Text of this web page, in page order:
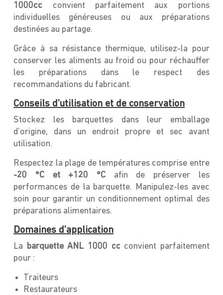
1000cc convient parfaitement aux portions
individuelles généreuses ou aux préparations
destinées au partage.
Grâce à sa résistance thermique, utilisez-la pour
conserver les aliments au froid ou pour réchauffer
les préparations dans le respect des
recommandations du fabricant.
Conseils d’utilisation et de conservation
Stockez les barquettes dans leur emballage
d’origine, dans un endroit propre et sec avant
utilisation.
Respectez la plage de températures comprise entre
-20 °C et +120 °C afin de préserver les
performances de la barquette. Manipulez-les avec
soin pour garantir un conditionnement optimal des
préparations alimentaires.
Domaines d’application
La barquette ANL 1000 ccconvient parfaitement
pour :
Traiteurs
Restaurateurs